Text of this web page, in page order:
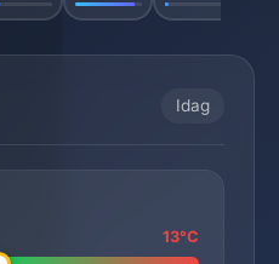
Idag
13°C